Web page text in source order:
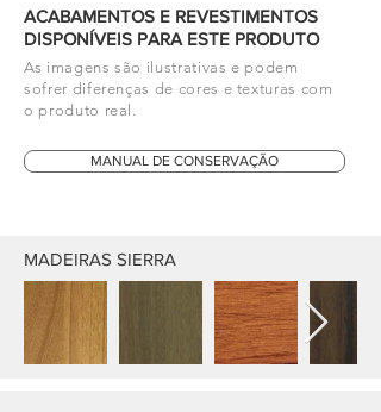
ACABAMENTOS E REVESTIMENTOS
DISPONÍVEIS PARA ESTE PRODUTO
As imagens são ilustrativas e podem
sofrer diferenças de cores e texturas com
o produto real.
MANUAL DE CONSERVAÇÃO
MADEIRAS SIERRA